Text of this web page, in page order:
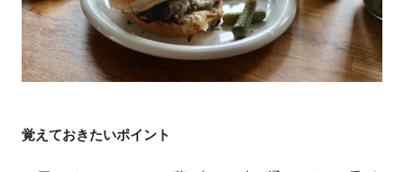
覚えておきたいポイント